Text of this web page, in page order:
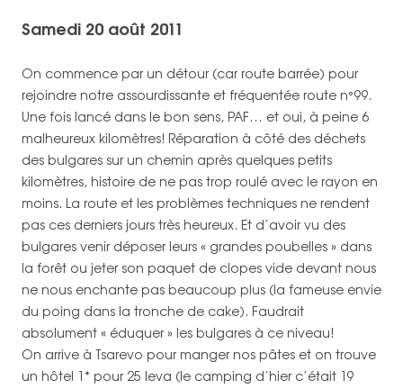
Samedi 20 août 2011
On commence par un détour (car route barrée) pour
rejoindre notre assourdissante et fréquentée route n°99.
Une fois lancé dans le bon sens, PAF… et oui, à peine 6
malheureux kilomètres! Réparation à côté des déchets
des bulgares sur un chemin après quelques petits
kilomètres, histoire de ne pas trop roulé avec le rayon en
moins. La route et les problèmes techniques ne rendent
pas ces derniers jours très heureux. Et d’avoir vu des
bulgares venir déposer leurs « grandes poubelles » dans
la forêt ou jeter son paquet de clopes vide devant nous
ne nous enchante pas beaucoup plus (la fameuse envie
du poing dans la tronche de cake). Faudrait
absolument « éduquer » les bulgares à ce niveau!
On arrive à Tsarevo pour manger nos pâtes et on trouve
un hôtel 1* pour 25 leva (le camping d’hier c’était 19